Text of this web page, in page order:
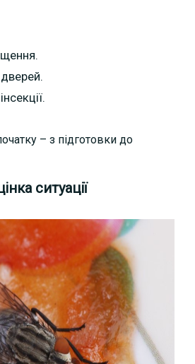
дверей.
– з підготовки до
ситуації